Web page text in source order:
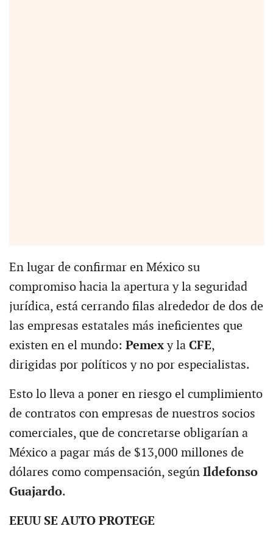
En lugar de confirmar en México su
compromiso hacia la apertura y la seguridad
jurídica, está cerrando filas alrededor de dos de
las empresas estatales más ineficientes que
existen en el mundo: Pemexy la CFE,
dirigidas por políticos y no por especialistas.
Esto lo lleva a poner en riesgo el cumplimiento
de contratos con empresas de nuestros socios
comerciales, que de concretarse obligarían a
México a pagar más de $13,000 millones de
dólares como compensación, según Ildefonso
Guajardo.
EEUU SE AUTO PROTEGE